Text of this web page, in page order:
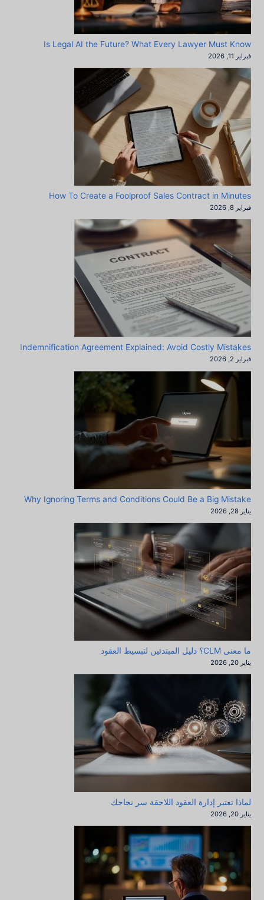
Is Legal AI the Future? What Every Lawyer Must Know
فبراير 11, 2026
How To Create a Foolproof Sales Contract in Minutes
فبراير 8, 2026
Indemnification Agreement Explained: Avoid Costly Mistakes
فبراير 2, 2026
Why Ignoring Terms and Conditions Could Be a Big Mistake
يناير 28, 2026
ما معنى CLM؟ دليل المبتدئين لتبسيط العقود
يناير 20, 2026
لماذا تعتبر إدارة العقود اللاحقة سر نجاحك
يناير 20, 2026